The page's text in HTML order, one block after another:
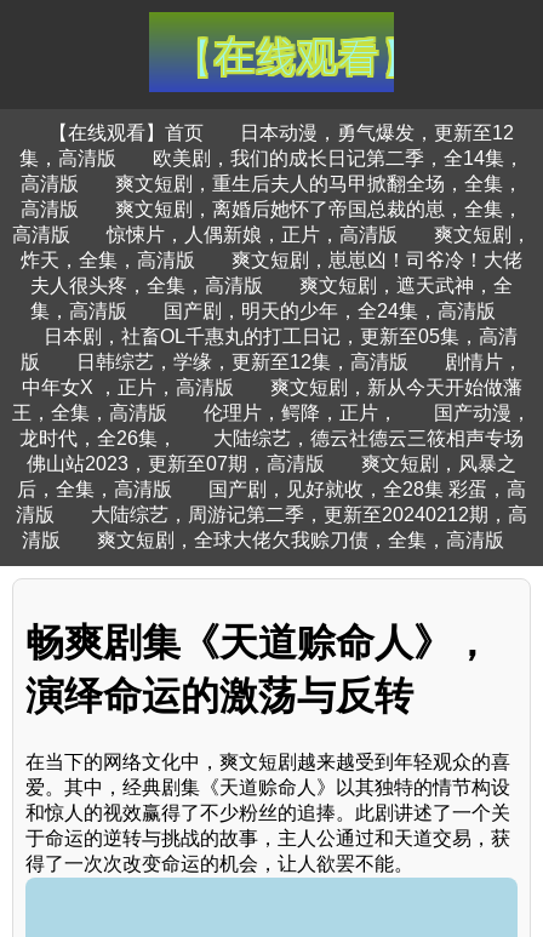
【在线观看】首页
日本动漫，勇气爆发，更新至12
集，高清版
欧美剧，我们的成长日记第二季，全14集，
高清版
爽文短剧，重生后夫人的马甲掀翻全场，全集，
高清版
爽文短剧，离婚后她怀了帝国总裁的崽，全集，
高清版
惊悚片，人偶新娘，正片，高清版
爽文短剧，
炸天，全集，高清版
爽文短剧，崽崽凶！司爷冷！大佬
夫人很头疼，全集，高清版
爽文短剧，遮天武神，全
集，高清版
国产剧，明天的少年，全24集，高清版
日本剧，社畜OL千惠丸的打工日记，更新至05集，高清
版
日韩综艺，学缘，更新至12集，高清版
剧情片，
中年女X ，正片，高清版
爽文短剧，新从今天开始做藩
王，全集，高清版
伦理片，鳄降，正片，
国产动漫，
龙时代，全26集，
大陆综艺，德云社德云三筱相声专场
佛山站2023，更新至07期，高清版
爽文短剧，风暴之
后，全集，高清版
国产剧，见好就收，全28集 彩蛋，高
清版
大陆综艺，周游记第二季，更新至20240212期，高
清版
爽文短剧，全球大佬欠我赊刀债，全集，高清版
畅爽剧集《天道赊命人》，
演绎命运的激荡与反转
在当下的网络文化中，爽文短剧越来越受到年轻观众的喜
爱。其中，经典剧集《天道赊命人》以其独特的情节构设
和惊人的视效赢得了不少粉丝的追捧。此剧讲述了一个关
于命运的逆转与挑战的故事，主人公通过和天道交易，获
得了一次次改变命运的机会，让人欲罢不能。